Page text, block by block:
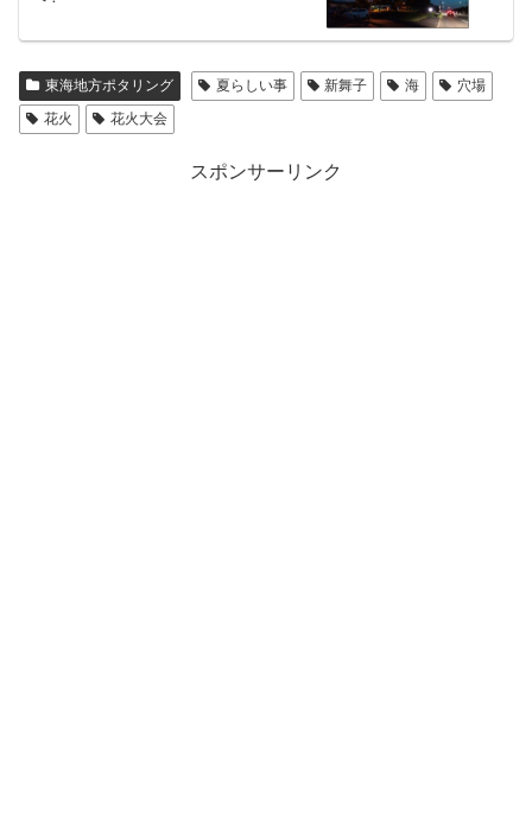
東海地方ポタリング 夏らしい事 新舞子 海
穴場
花火
花火大会
スポンサーリンク